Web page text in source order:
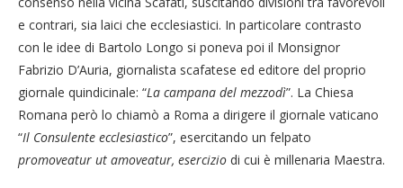
e contrari, sia laici che ecclesiastici. In particolare contrasto
con le idee di Bartolo Longo si poneva poi il Monsignor
Fabrizio D’Auria, giornalista scafatese ed editore del proprio
giornale quindicinale: “La campana del mezzodì”. La Chiesa
Romana però lo chiamò a Roma a dirigere il giornale vaticano
“Il Consulente ecclesiastico”, esercitando un felpato
promoveatur ut amoveatur, esercizio di cui è millenaria Maestra.